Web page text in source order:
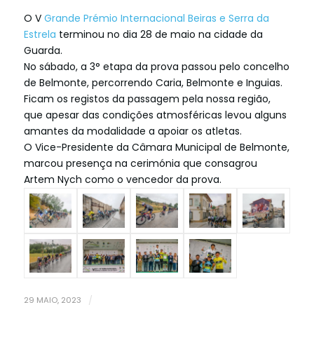
O V Grande Prémio Internacional Beiras e Serra da
Estrela terminou no dia 28 de maio na cidade da
Guarda.
No sábado, a 3° etapa da prova passou pelo concelho
de Belmonte, percorrendo Caria, Belmonte e Inguias.
Ficam os registos da passagem pela nossa região,
que apesar das condições atmosféricas levou alguns
amantes da modalidade a apoiar os atletas.
O Vice-Presidente da Câmara Municipal de Belmonte,
marcou presença na cerimónia que consagrou
Artem Nych como o vencedor da prova.
29 MAIO, 2023 /